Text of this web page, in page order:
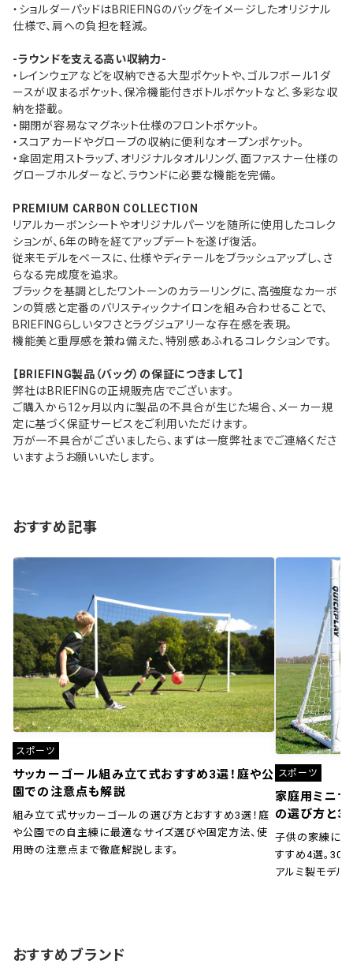
・ショルダーパッドはBRIEFINGのバッグをイメージしたオリジナル
仕様で、肩への負担を軽減。
-ラウンドを支える高い収納力-
・レインウェアなどを収納できる大型ポケットや、ゴルフボール1ダ
ースが収まるポケット、保冷機能付きボトルポケットなど、多彩な収
納を搭載。
・開閉が容易なマグネット仕様のフロントポケット。
・スコアカードやグローブの収納に便利なオープンポケット。
・傘固定用ストラップ、オリジナルタオルリング、面ファスナー仕様の
グローブホルダーなど、ラウンドに必要な機能を完備。
PREMIUM CARBON COLLECTION
リアルカーボンシートやオリジナルパーツを随所に使用したコレク
ションが、6年の時を経てアップデートを遂げ復活。
従来モデルをベースに、仕様やディテールをブラッシュアップし、さ
らなる完成度を追求。
ブラックを基調としたワントーンのカラーリングに、高強度なカーボ
ンの質感と定番のバリスティックナイロンを組み合わせることで、
BRIEFINGらしいタフさとラグジュアリーな存在感を表現。
機能美と重厚感を兼ね備えた、特別感あふれるコレクションです。
【BRIEFING製品（バッグ）の保証につきまして】
弊社はBRIEFINGの正規販売店でございます。
ご購入から12ヶ月以内に製品の不具合が生じた場合、メーカー規
定に基づく保証サービスをご利用いただけます。
万が一不具合がございましたら、まずは一度弊社までご連絡くださ
いますようお願いいたします。
おすすめ記事
スポーツ
サッカーゴール組み立て式おすすめ3選！庭や公
園での注意点も解説
組み立て式サッカーゴールの選び方とおすすめ3選！庭
や公園での自主練に最適なサイズ選びや固定方法、使
用時の注意点まで徹底解説します。
スポーツ
家庭用ミニサ
の選び方と
子供の家練に！
すすめ4選。30
アルミ製モデル
おすすめブランド